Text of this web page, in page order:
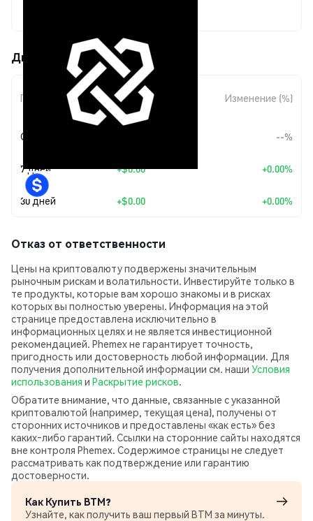
Движения цены Bytom (BTM)
Период
Изменение
суммы
Изменение (%)
Сегодня --%
7 дней +$0.00 +0.00%
30 дней +$0.00 +0.00%
Отказ от ответственности
Цены на криптовалюту подвержены значительным
рыночным рискам и волатильности. Инвестируйте только в
те продукты, которые вам хорошо знакомы и в рисках
которых вы полностью уверены. Информация на этой
странице предоставлена исключительно в
информационных целях и не является инвестиционной
рекомендацией. Phemex не гарантирует точность,
пригодность или достоверность любой информации. Для
получения дополнительной информации см. наши Условия
использования и Раскрытие рисков.
Обратите внимание, что данные, связанные с указанной
криптовалютой (например, текущая цена), получены от
сторонних источников и предоставлены «как есть» без
каких‑либо гарантий. Ссылки на сторонние сайты находятся
вне контроля Phemex. Содержимое страницы не следует
рассматривать как подтверждение или гарантию
достоверности.
Как Купить BTM?
Узнайте, как получить ваш первый BTM за минуты.